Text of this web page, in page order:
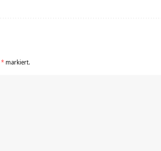
* markiert.